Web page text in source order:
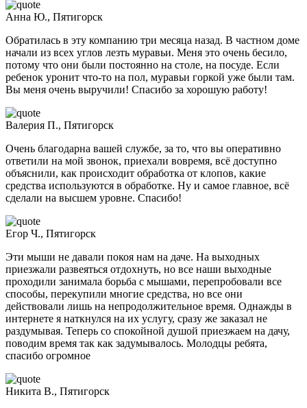
Анна Ю., Пятигорск
Обратилась в эту компанию три месяца назад. В частном доме
начали из всех углов лезть муравьи. Меня это очень бесило,
потому что они были постоянно на столе, на посуде. Если
ребенок уронит что-то на пол, муравьи горкой уже были там.
Вы меня очень выручили! Спасибо за хорошую работу!
Валерия П., Пятигорск
Очень благодарна вашей службе, за то, что вы оперативно
ответили на мой звонок, приехали вовремя, всё доступно
объяснили, как происходит обработка от клопов, какие
средства используются в обработке. Ну и самое главное, всё
сделали на высшем уровне. Спасибо!
Егор Ч., Пятигорск
Эти мыши не давали покоя нам на даче. На выходных
приезжали развеяться отдохнуть, но все наши выходные
проходили занимала борьба с мышами, перепробовали все
способы, перекупили многие средства, но все они
действовали лишь на непродолжительное время. Однажды в
интернете я наткнулся на их услугу, сразу же заказал не
раздумывая. Теперь со спокойной душой приезжаем на дачу,
поводим время так как задумывалось. Молодцы ребята,
спасибо огромное
Никита В., Пятигорск